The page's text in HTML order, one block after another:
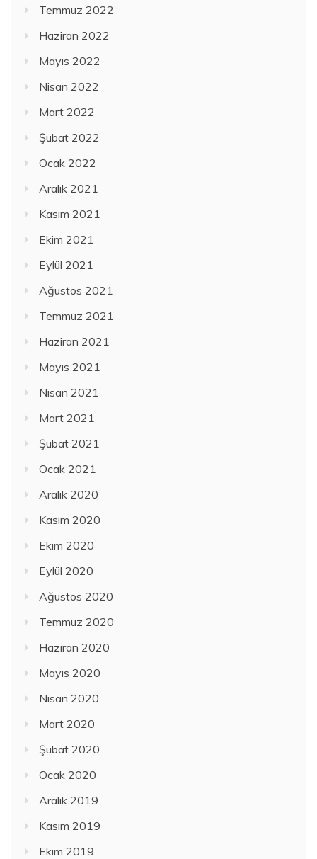
Temmuz 2022
Haziran 2022
Mayıs 2022
Nisan 2022
Mart 2022
Şubat 2022
Ocak 2022
Aralık 2021
Kasım 2021
Ekim 2021
Eylül 2021
Ağustos 2021
Temmuz 2021
Haziran 2021
Mayıs 2021
Nisan 2021
Mart 2021
Şubat 2021
Ocak 2021
Aralık 2020
Kasım 2020
Ekim 2020
Eylül 2020
Ağustos 2020
Temmuz 2020
Haziran 2020
Mayıs 2020
Nisan 2020
Mart 2020
Şubat 2020
Ocak 2020
Aralık 2019
Kasım 2019
Ekim 2019